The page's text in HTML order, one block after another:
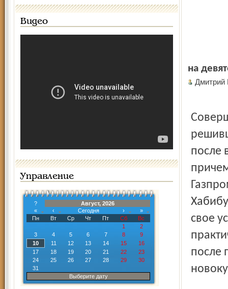
Видео
Управление
?
Август, 2026
«
‹ Сегодня ›
»
Пн
Вт Ср Чт Пт Сб
Вс
1
2
3
4 5 6 7 8
9
10
11 12 13 14 15
16
17
18 19 20 21 22
23
24
25 26 27 28 29
30
31
Выберите дату
на
после
свое
после